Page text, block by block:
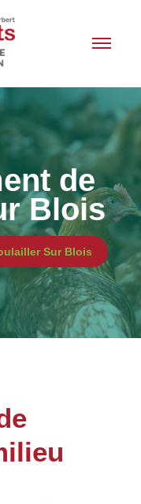
de
Blois
Sur Blois